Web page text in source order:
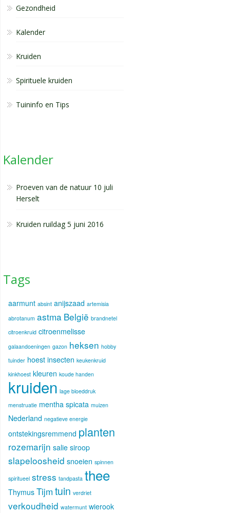
Gezondheid
Kalender
Kruiden
Spirituele kruiden
Tuininfo en Tips
Kalender
Proeven van de natuur 10 juli
Herselt
Kruiden ruildag 5 juni 2016
Tags
aarmunt absint anijszaad artemisia
abrotanum astma België brandnetel
citroenkruid citroenmelisse
galaandoeningen gazon heksen hobby
tuinder hoest insecten keukenkruid
kinkhoest kleuren koude handen
kruiden lage bloeddruk
menstruatie mentha spicata muizen
Nederland negatieve energie
ontstekingsremmend planten
rozemarijn salie siroop
slapeloosheid snoeien spinnen
spiritueel stress tandpasta thee
Thymus Tijm tuin verdriet
verkoudheid watermunt wierook